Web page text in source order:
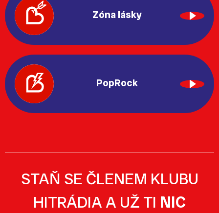
Zóna lásky
PopRock
STAŇ SE ČLENEM KLUBU
HITRÁDIA A UŽ TI NIC